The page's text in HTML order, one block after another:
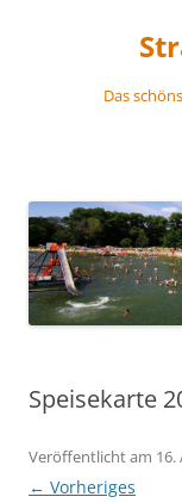
Das
Speisekarte
Veröffentlicht am 16.
← Vorheriges